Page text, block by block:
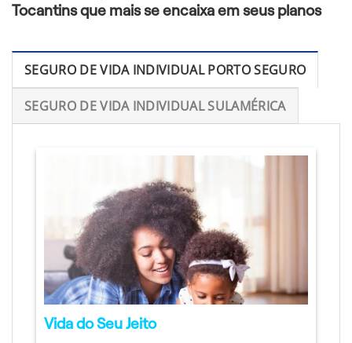
Tocantins que mais se encaixa em seus planos
SEGURO DE VIDA INDIVIDUAL PORTO SEGURO
SEGURO DE VIDA INDIVIDUAL SULAMÉRICA
Vida do Seu Jeito